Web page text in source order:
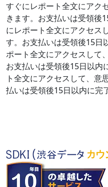
すぐにレポート全文にアク
きます。お支払いは受領後
にレポート全文にアクセス
す。お支払いは受領後15日
ポート全文にアクセスして
お支払いは受領後15日以内
ト全文にアクセスして、意
払いは受領後15日以内に完